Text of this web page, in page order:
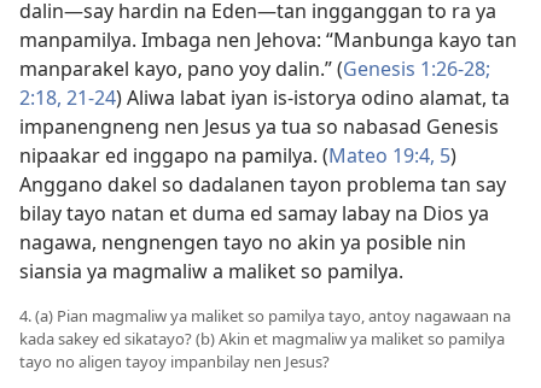
dalin​—say hardin na Eden​—tan ingganggan to ra ya
manpamilya. Imbaga nen Jehova: “Manbunga kayo tan
manparakel kayo, pano yoy dalin.” (Genesis 1:26-28;
2:18, 21-24) Aliwa labat iyan is-istorya odino alamat, ta
impanengneng nen Jesus ya tua so nabasad Genesis
nipaakar ed inggapo na pamilya. (Mateo 19:4, 5)
Anggano dakel so dadalanen tayon problema tan say
bilay tayo natan et duma ed samay labay na Dios ya
nagawa, nengnengen tayo no akin ya posible nin
siansia ya magmaliw a maliket so pamilya.
4. (a) Pian magmaliw ya maliket so pamilya tayo, antoy nagawaan na
kada sakey ed sikatayo? (b) Akin et magmaliw ya maliket so pamilya
tayo no aligen tayoy impanbilay nen Jesus?